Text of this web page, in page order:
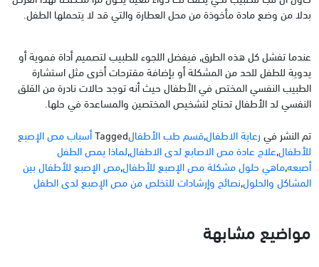
بدلا من وضع مادة مأخوذة من محل العطارة والتي قد لا يتحملها الطفل.
عندما تفشل كل هذه الطرق, فيفضل اللجوء للطبيب لتصميم أداة فموية أو
يدوية للطفل للحد من المشكلة أو بإضافة مقترحات أخرى مثل استشارة
الطبيب النفسي المختص في الأطفال حيث أنه توجد حالات نادرة من القلق
النفسي لد الأطفال تحتاج لتشخيص المختصين والمساعدة في حلها.
تم النشر في رعاية الاطفال,قسم طب الأطفالTaggedأسباب مص الإصبع
للأطفال,علاج عادة مص الاصابع لدى الاطفال,لماذا يمص الطفل
أصبعه,ماهي حلول مشكلة مص الإصبع للأطفال,مص الإصبع للأطفال بين
المشاكل والحلول,نصائح وإرشادات للتخلص من مص الإصبع لدى الطفل
مواضيع مشابهة